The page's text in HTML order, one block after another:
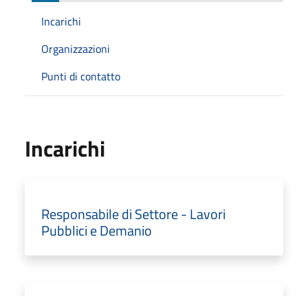
Incarichi
Organizzazioni
Punti di contatto
Incarichi
Responsabile di Settore - Lavori
Pubblici e Demanio